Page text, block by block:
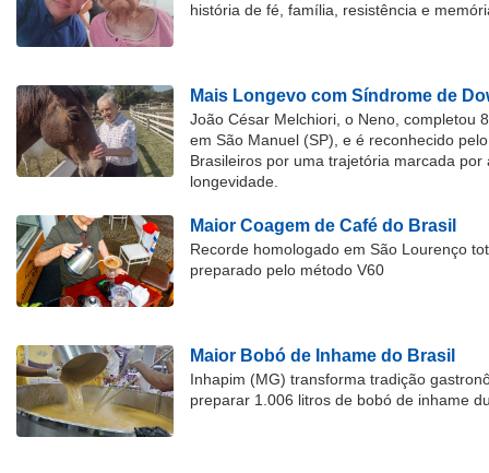
história de fé, família, resistência e
Mais Longevo com Síndrome de
João César Melchiori, o Neno, completou
em São Manuel (SP), e é reconhecido
Brasileiros por uma trajetória marcada por
longevidade.
Maior Coagem de Café do Brasil
Recorde homologado em São Lourenço
preparado pelo método V60
Maior Bobó de Inhame do Brasil
Inhapim (MG) transforma tradição
preparar 1.006 litros de bobó de inhame